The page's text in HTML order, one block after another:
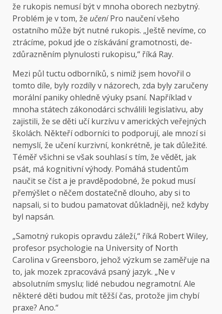
že rukopis nemusí být v mnoha oborech nezbytný.
Problém je v tom, že učeníPro naučení všeho
ostatního může být nutné rukopis. „Ještě nevíme, co
ztrácíme, pokud jde o získávání gramotnosti, de-
zdůrazněním plynulosti rukopisu,“ říká Ray.
Mezi půl tuctu odborníků, s nimiž jsem hovořil o
tomto díle, byly rozdíly v názorech, zda byly zaručeny
morální paniky ohledně výuky psaní. Například v
mnoha státech zákonodárci schválili legislativu, aby
zajistili, že se děti učí kurzívu v amerických veřejných
školách. Někteří odborníci to podporují, ale mnozí si
nemyslí, že učení kurzivní, konkrétně, je tak důležité.
Téměř všichni se však souhlasí s tím, že vědět, jak
psát, má kognitivní výhody. Pomáhá studentům
naučit se číst a je pravděpodobné, že pokud musí
přemýšlet o něčem dostatečně dlouho, aby si to
napsali, si to budou pamatovat důkladněji, než kdyby
byl napsán.
„Samotný rukopis opravdu záleží,“ říká Robert Wiley,
profesor psychologie na University of North
Carolina v Greensboro, jehož výzkum se zaměřuje na
to, jak mozek zpracovává psaný jazyk. „Ne v
absolutním smyslu; lidé nebudou negramotní. Ale
některé děti budou mít těžší čas, protože jim chybí
praxe? Ano.“